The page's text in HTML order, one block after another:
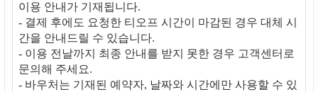
이용 안내가 기재됩니다.
- 결제 후에도 요청한 티오프 시간이 마감된 경우 대체 시
간을 안내드릴 수 있습니다.
- 이용 전날까지 최종 안내를 받지 못한 경우 고객센터로
문의해 주세요.
- 바우처는 기재된 예약자, 날짜와 시간에만 사용할 수 있